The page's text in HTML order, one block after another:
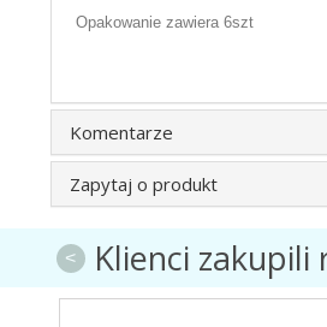
Opakowanie zawiera 6szt
Komentarze
Zapytaj o produkt
Klienci zakupili
<